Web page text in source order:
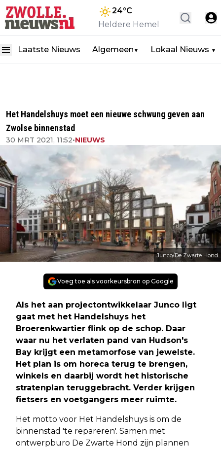
24°C
Heldere Hemel
Laatste Nieuws Algemeen ▼ Lokaal Nieuws ▼
Het Handelshuys moet een nieuwe schwung geven aan
Zwolse binnenstad
30 MRT 2021, 11:52•NIEUWS
Junco/De Zwarte Hond
Voeg toe als voorkeursbron op Google
Als het aan projectontwikkelaar Junco ligt
gaat met het Handelshuys het
Broerenkwartier flink op de schop. Daar
waar nu het verlaten pand van Hudson's
Bay krijgt een metamorfose van jewelste.
Het plan is om horeca terug te brengen,
winkels en daarbij wordt het historische
stratenplan teruggebracht. Verder krijgen
fietsers en voetgangers meer ruimte.
Het motto voor Het Handelshuys is om de
binnenstad 'te repareren'. Samen met
ontwerpburo De Zwarte Hond zijn plannen